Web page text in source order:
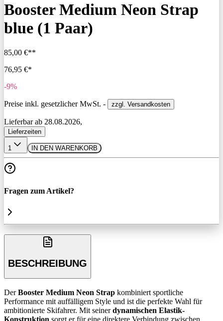
Booster Medium Neon Strap
blue (1 Paar)
85,00 €**
76,95 €*
-9%
Preise inkl. gesetzlicher MwSt. - zzgl. Versandkosten
Lieferbar ab 28.08.2026,
Lieferzeiten
1 IN DEN WARENKORB
Fragen zum Artikel?
BESCHREIBUNG
DerBooster Medium Neon Strap kombiniert sportliche
Performance mit auffälligem Style und ist die perfekte Wahl für
ambitionierte Skifahrer. Mit seinerdynamischen Elastik-
Konstruktion sorgt er für eine direktere Verbindung zwischen